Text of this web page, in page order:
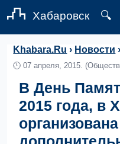
Хабаровск 🔍
Khabara.Ru › Новости
🕛07 апреля, 2015.
В День
2015 года, в